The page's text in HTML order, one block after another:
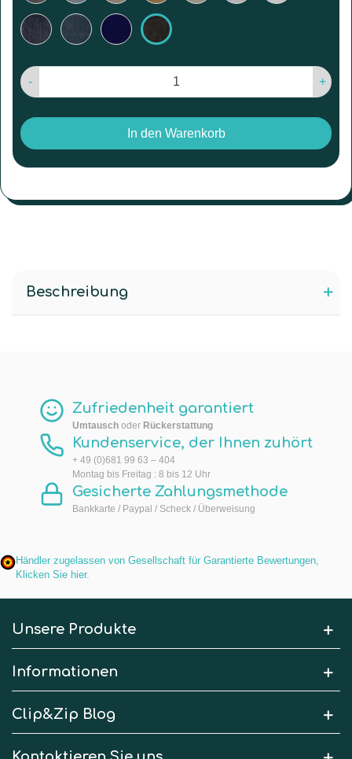
MarineblauPetrolblauBlau Schwarz
- +
In den Warenkorb
Beschreibung
Zufriedenheit garantiert
Umtausch oder Rückerstattung
Kundenservice, der Ihnen zuhört
+ 49 (0)681 99 63 – 404
Montag bis Freitag : 8 bis 12 Uhr
Gesicherte Zahlungsmethode
Bankkarte / Paypal / Scheck / Überweisung
Händler zugelassen von Gesellschaft für Garantierte Bewertungen,
Klicken Sie hier.
Unsere Produkte
Informationen
Clip&Zip Blog